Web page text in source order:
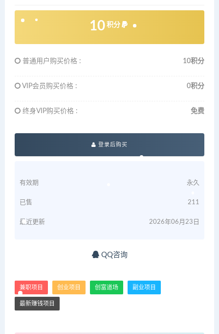
10 积分
普通用户购买价格 : 10积分
VIP会员购买价格 : 0积分
终身VIP购买价格 : 免费
登录后购买
有效期 永久
已售 211
最近更新 2026年06月23日
QQ咨询
兼职项目 创业项目 创富道场 副业项目
最新赚钱项目